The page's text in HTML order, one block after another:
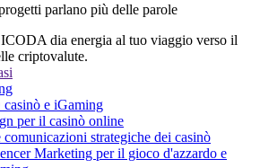
parlano più delle parole
dia energia al tuo viaggio verso il
criptovalute.
casinò e iGaming
per il casinò online
comunicazioni strategiche dei casinò
Marketing per il gioco d'azzardo e